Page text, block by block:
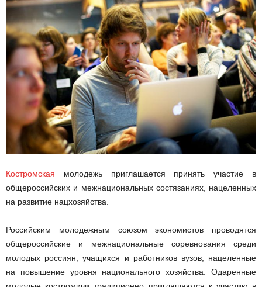
Костромская молодежь приглашается принять участие в
общероссийских и межнациональных состязаниях, нацеленных
на развитие нацхозяйства.
Российским молодежным союзом экономистов проводятся
общероссийские и межнациональные соревнования среди
молодых россиян, учащихся и работников вузов, нацеленные
на повышение уровня национального хозяйства. Одаренные